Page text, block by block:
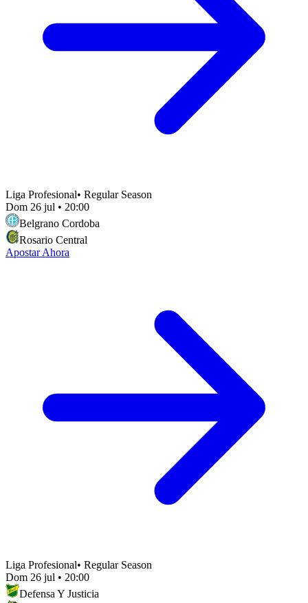
Liga Profesional• Regular Season
Dom 26 jul • 20:00
Belgrano Cordoba
Rosario Central
Apostar Ahora
Liga Profesional• Regular Season
Dom 26 jul • 20:00
Defensa Y Justicia